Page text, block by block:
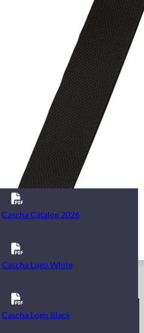
Cascha Catalog 2026
Cascha Logo White
Cascha Logo Black